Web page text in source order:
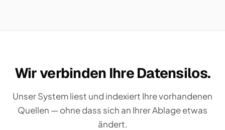
Wir verbinden Ihre Datensilos.
Unser System liest und indexiert Ihre vorhandenen
Quellen — ohne dass sich an Ihrer Ablage etwas
ändert.